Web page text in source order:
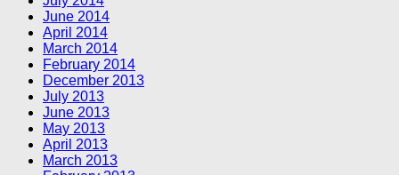
June 2014
April 2014
March 2014
February 2014
December 2013
July 2013
June 2013
May 2013
April 2013
March 2013